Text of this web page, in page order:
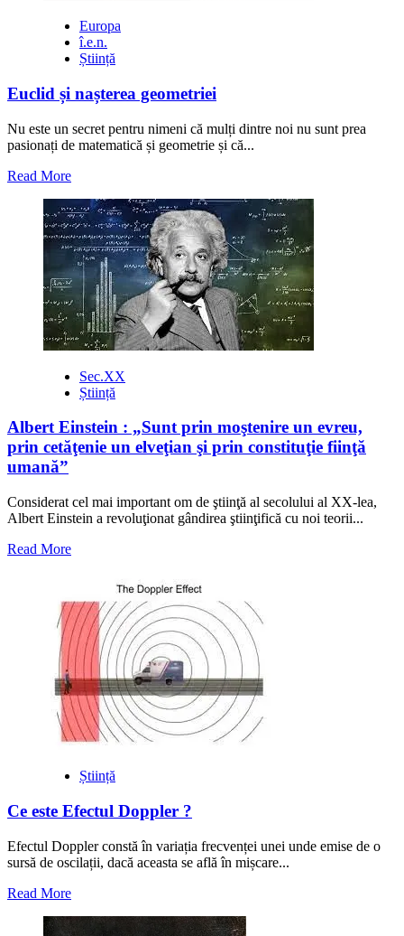
Europa
î.e.n.
Știință
Euclid și nașterea geometriei
Nu este un secret pentru nimeni că mulți dintre noi nu sunt prea
pasionați de matematică și geometrie și că...
Read MoreRead
about
Euclid
și
nașterea
geometriei
Sec.XX
Știință
Albert Einstein : „Sunt prin moştenire un evreu,
prin cetăţenie un elveţian şi prin constituţie fiinţă
umană”
Considerat cel mai important om de ştiinţă al secolului al XX-lea,
Albert Einstein a revoluţionat gândirea ştiinţifică cu noi teorii...
Read MoreRead
Einstein
:
„Sunt
prin
moştenire
un
evreu,
prin
cetăţenie
elveţian
prin
fiinţă
umană”
Știință
Ce este Efectul Doppler ?
Efectul Doppler constă în variația frecvenței unei unde emise de o
sursă de oscilații, dacă aceasta se află în mișcare...
Read MoreRead
about